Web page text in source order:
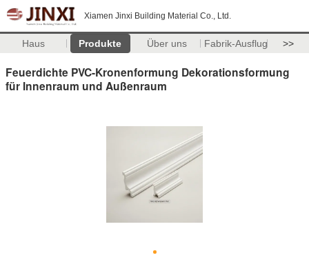
Xiamen Jinxi Building Material Co., Ltd.
Haus Produkte Über uns Fabrik-Ausflug >>
Feuerdichte PVC-Kronenformung Dekorationsformung
für Innenraum und Außenraum